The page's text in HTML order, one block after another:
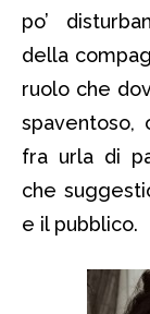
po’
della
ruolo che
spaventoso,
fra urla di
che
e il pubblico.